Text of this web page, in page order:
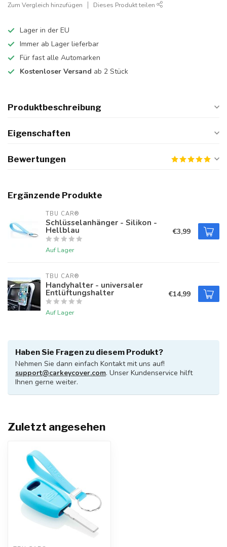
Zum Vergleich hinzufügen Dieses Produkt teilen
Lager in der EU
Immer ab Lager lieferbar
Für fast alle Automarken
Kostenloser Versand ab 2 Stück
Produktbeschreibung
Eigenschaften
Bewertungen
Ergänzende Produkte
TBU CAR®
Schlüsselanhänger - Silikon -
Hellblau
Auf Lager
€3,99
TBU CAR®
Handyhalter - universaler
Entlüftungshalter
Auf Lager
€14,99
Haben Sie Fragen zu diesem Produkt?
Nehmen Sie dann einfach Kontakt mit uns auf!
support@carkeycover.com. Unser Kundenservice hilft
Ihnen gerne weiter.
Zuletzt angesehen